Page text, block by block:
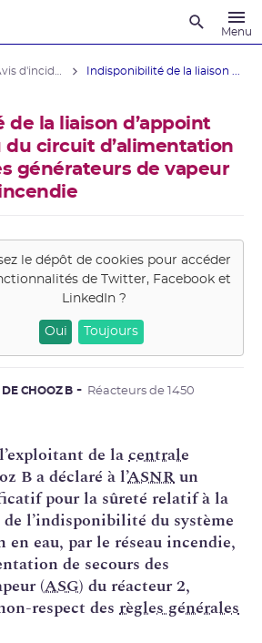
Menu
Indisponibilité de la liaison ...
de la liaison d’appoint
circuit d’alimentation
générateurs de vapeur
le dépôt de cookies pour accéder
deTwitter, Facebook et
LinkedIn ?
Oui Toujours
CHOOZ B
Réacteurs de 1450
de lacentrale
B a déclaré à l’ASNRun
pour la sûreté relatif à la
l’indisponibilité du système
eau, par le réseau incendie,
de secours des
(ASG) du réacteur 2,
respect des règles générales